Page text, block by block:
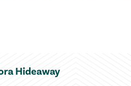
Hideaway